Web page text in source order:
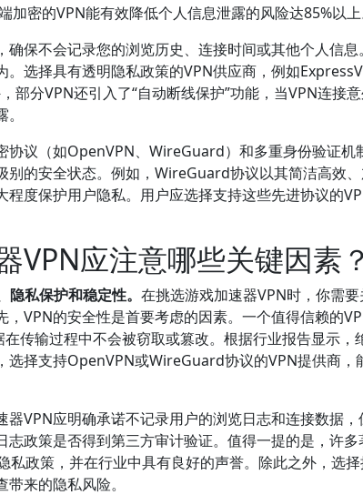
密的VPN能有效降低个人信息泄露的风险达85%以上
保不会记录您的浏览历史、连接时间或其他个人信息
选择具有透明隐私政策的VPN供应商，例如
分VPN还引入了“自动断线保护”功能，当VPN连接
协议（如OpenVPN、WireGuard）和多重身份验证机
的安全状态。例如，WireGuard协议以其简洁高效
度保护用户隐私。用户应选择支持这些先进协议的
VPN应注意哪些关键因素？
私保护和稳定性。 在挑选游戏加速器VPN时，你需
VPN的安全性是首要考虑的因素。一个值得信赖的
传输过程中不会被窃取或篡改。根据行业报告显示，
择支持OpenVPN或WireGuard协议的VPN提供商，
VPN应明确承诺不记录用户的浏览日志和连接数据，
政策是否得到第三方审计验证。值得一提的是，许多
政策，并在行业中具有良好的声誉。除此之外，选
来的隐私风险。